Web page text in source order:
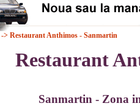
-> Restaurant Anthimos - Sanmartin
Restaurant
Sanmartin - Zona